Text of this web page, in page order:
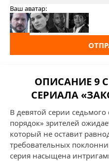
Ваш аватар:
ОПИСАНИЕ 9
СЕРИАЛА
В девятой серии седьмого
порядок» зрителей
который не оставит
требовательных
серия насыщена